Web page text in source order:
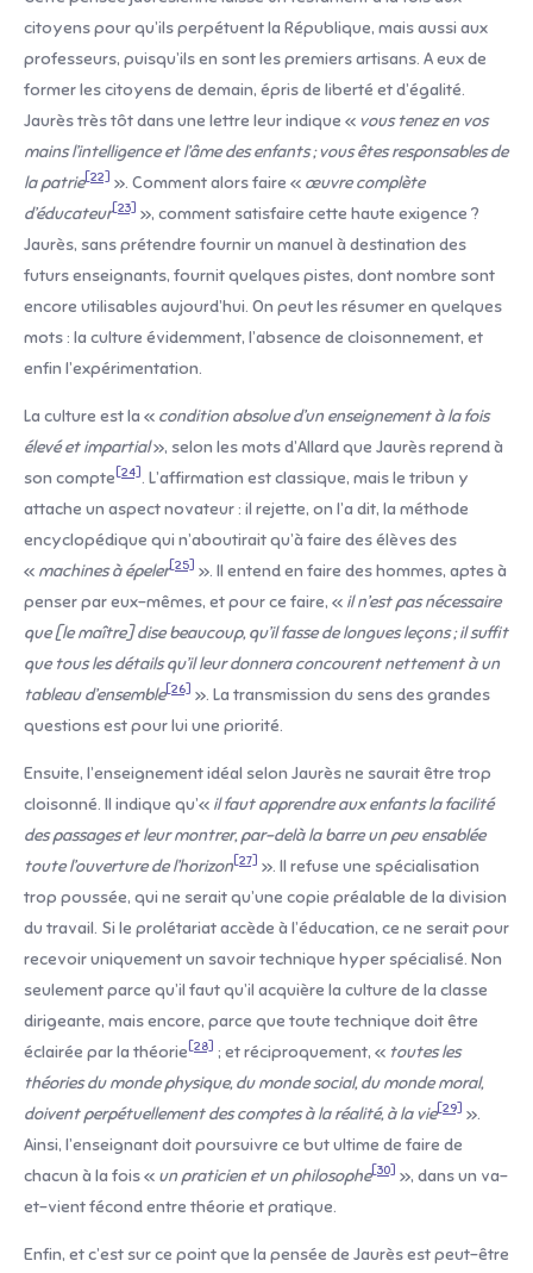
citoyens pour qu’ils perpétuent la République, mais aussi aux
professeurs, puisqu’ils en sont les premiers artisans. A eux de
former les citoyens de demain, épris de liberté et d’égalité.
Jaurès très tôt dans une lettre leur indique « vous tenez en vos
mains l’intelligence et l’âme des enfants ; vous êtes responsables de
la patrie[22] ». Comment alors faire « œuvre complète
d’éducateur[23]
», comment satisfaire cette haute exigence ?
Jaurès, sans prétendre fournir un manuel à destination des
futurs enseignants, fournit quelques pistes, dont nombre sont
encore utilisables aujourd’hui. On peut les résumer en quelques
mots : la culture évidemment, l’absence de cloisonnement, et
enfin l’expérimentation.
La culture est la « condition absolue d’un enseignement à la fois
élevé et impartial», selon les mots d’Allard que Jaurès reprend à
son compte [24] . L’affirmation est classique, mais le tribun y
attache un aspect novateur : il rejette, on l’a dit, la méthode
encyclopédique qui n’aboutirait qu’à faire des élèves des
« machines à épeler[25]
». Il entend en faire des hommes, aptes à
penser par eux-mêmes, et pour ce faire, « il n’est pas nécessaire
que [le maître] dise beaucoup, qu’il fasse de longues leçons ; il suffit
que tous les détails qu’il leur donnera concourent nettement à un
tableau d’ensemble[26]
». La transmission du sens des grandes
questions est pour lui une priorité.
Ensuite, l’enseignement idéal selon Jaurès ne saurait être trop
cloisonné. Il indique qu’« il faut apprendre aux enfants la facilité
des passages et leur montrer, par-delà la barre un peu ensablée
toute l’ouverture de l’horizon [27]
». Il refuse une spécialisation
trop poussée, qui ne serait qu’une copie préalable de la division
du travail. Si le prolétariat accède à l’éducation, ce ne serait pour
recevoir uniquement un savoir technique hyper spécialisé. Non
seulement parce qu’il faut qu’il acquière la culture de la classe
dirigeante, mais encore, parce que toute technique doit être
éclairée par la théorie [28] ; et réciproquement, « toutes les
théories du monde physique, du monde social, du monde moral,
doivent perpétuellement des comptes à la réalité, à la vie[29]
».
Ainsi, l’enseignant doit poursuivre ce but ultime de faire de
chacun à la fois « un praticien et un philosophe[30]
», dans un va-
et-vient fécond entre théorie et pratique.
Enfin, et c’est sur ce point que la pensée de Jaurès est peut-être